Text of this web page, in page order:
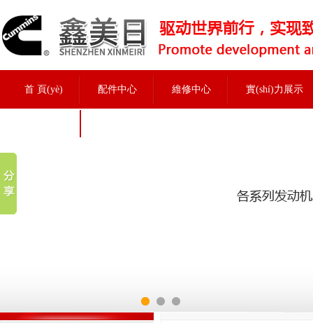
首 頁(yè) 配件中心 維修中心 實(shí)力展示